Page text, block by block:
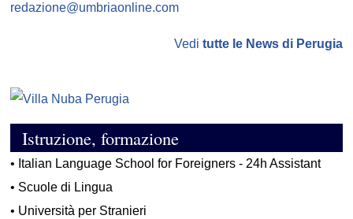
redazione@umbriaonline.com
Vedi tutte le News di Perugia
Istruzione, formazione
• Italian Language School for Foreigners - 24h Assistant
• Scuole di Lingua
• Università per Stranieri